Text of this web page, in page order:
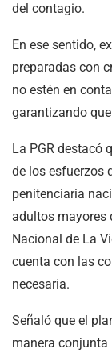
del contagio.
En ese sentido,
preparadas con
no estén en
garantizando
La PGR destacó
de los esfuerzos
penitenciaria
adultos mayores
Nacional de La
cuenta con las
necesaria.
Señaló que el
manera conjunta